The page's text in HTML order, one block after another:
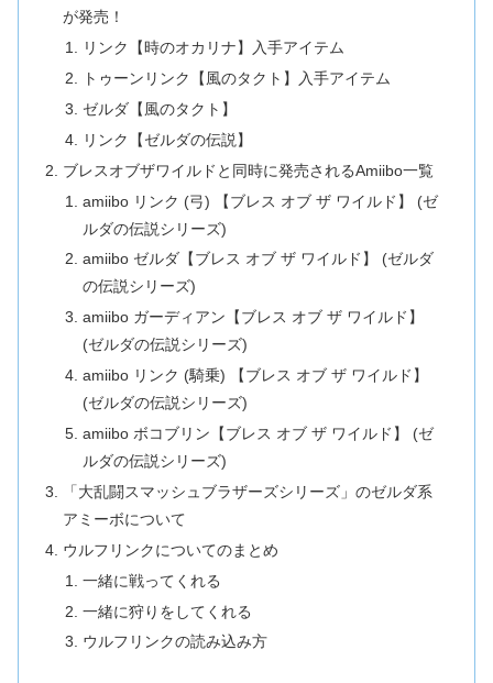
が発売！
リンク【時のオカリナ】入手アイテム
トゥーンリンク【風のタクト】入手アイテム
ゼルダ【風のタクト】
リンク【ゼルダの伝説】
ブレスオブザワイルドと同時に発売されるAmiibo一覧
amiibo リンク (弓) 【ブレス オブ ザ ワイルド】 (ゼ
ルダの伝説シリーズ)
amiibo ゼルダ【ブレス オブ ザ ワイルド】 (ゼルダ
の伝説シリーズ)
amiibo ガーディアン【ブレス オブ ザ ワイルド】
(ゼルダの伝説シリーズ)
amiibo リンク (騎乗) 【ブレス オブ ザ ワイルド】
(ゼルダの伝説シリーズ)
amiibo ボコブリン【ブレス オブ ザ ワイルド】 (ゼ
ルダの伝説シリーズ)
「大乱闘スマッシュブラザーズシリーズ」のゼルダ系
アミーボについて
ウルフリンクについてのまとめ
一緒に戦ってくれる
一緒に狩りをしてくれる
ウルフリンクの読み込み方